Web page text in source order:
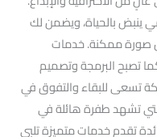
ينبض بالحياة، ويضمن لك
صورة ممكنة. خدمات
تصبح البرمجة وتصميم
تسعى للبقاء والتفوق في
تشهد طفرة هائلة في
تقدم خدمات متميزة تلبي